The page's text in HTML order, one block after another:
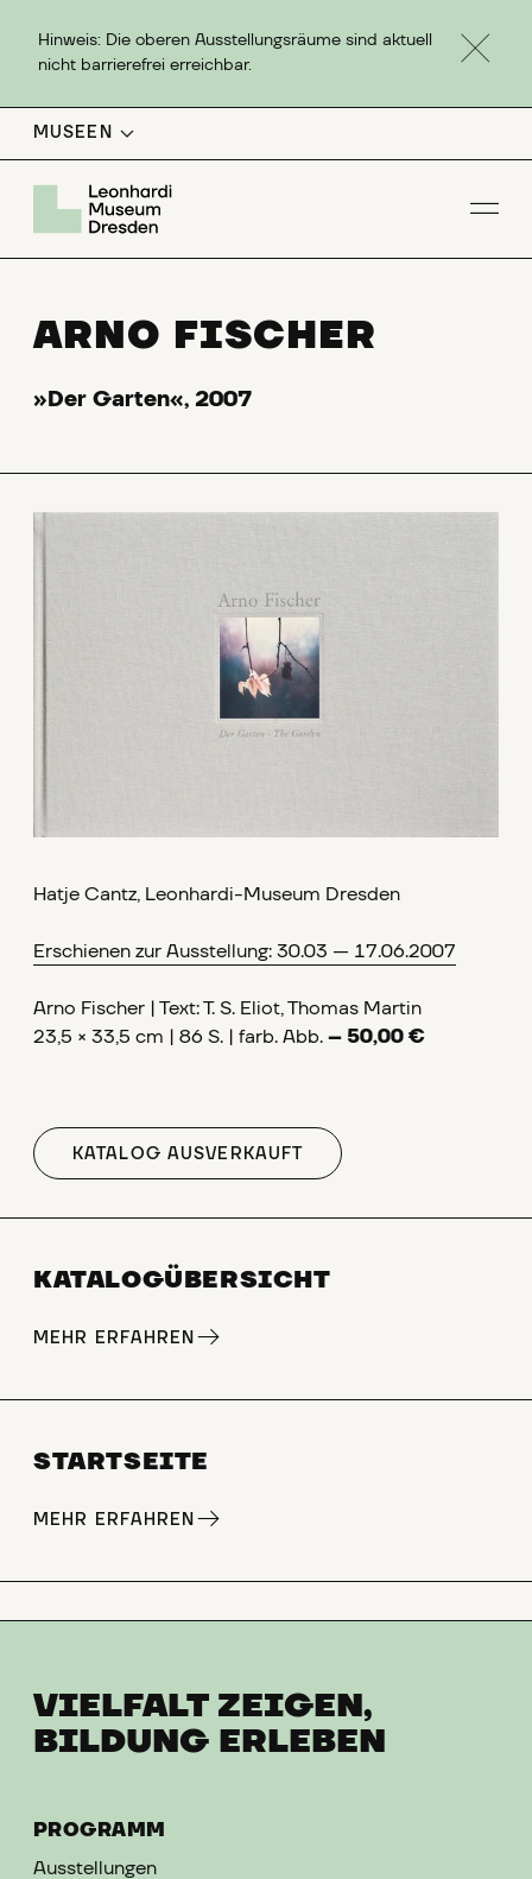
Hinweis: Die oberen Ausstellungsräume sind aktuell
nicht barrierefrei erreichbar.
MUSEEN
ARNO FISCHER
»Der Garten«, 2007
Hatje Cantz, Leonhardi-Museum Dresden
Erschienen zur Ausstellung: 30.03 — 17.06.2007
Arno Fischer | Text: T. S. Eliot, Thomas Martin
23,5 × 33,5 cm | 86 S. | farb. Abb. – 50,00 €
KATALOG AUSVERKAUFT
KATALOGÜBERSICHT
MEHR ERFAHREN
STARTSEITE
MEHR ERFAHREN
VIELFALT ZEIGEN,
BILDUNG ERLEBEN
PROGRAMM
Ausstellungen